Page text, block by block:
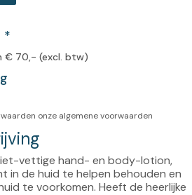
*
€ 70,- (excl. btw)
onze algemene voorwaarden
vettige hand- en body-lotion,
in de huid te helpen behouden en
te voorkomen. Heeft de heerlijke